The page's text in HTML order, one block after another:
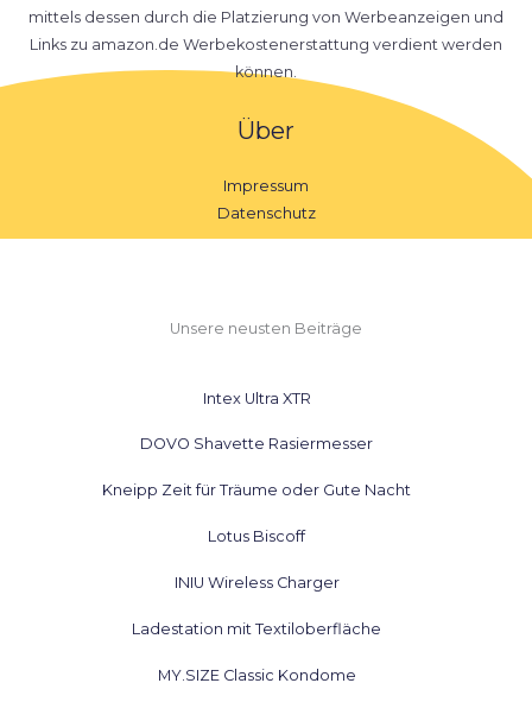
mittels dessen durch die Platzierung von Werbeanzeigen und
Links zu amazon.de Werbekostenerstattung verdient werden
können.
Über
Impressum
Datenschutz
Unsere neusten Beiträge
Intex Ultra XTR
DOVO Shavette Rasiermesser
Kneipp Zeit für Träume oder Gute Nacht
Lotus Biscoff
INIU Wireless Charger
Ladestation mit Textiloberfläche
MY.SIZE Classic Kondome